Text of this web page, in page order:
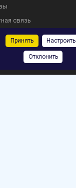
связь
Принять Настроить
Отклонить